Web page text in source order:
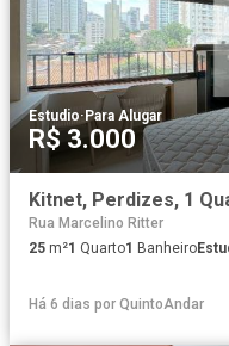
Estudio· Para Alugar
R$ 3.000
Kitnet, Perdizes, 1
Rua Marcelino Ritter
25 m²1 Quarto1 Banheiro
Há 6 dias por QuintoAndar